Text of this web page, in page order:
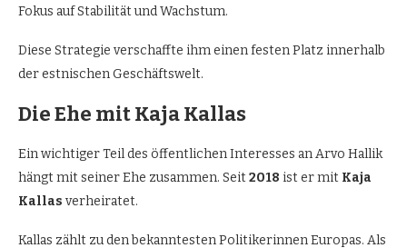
Fokus auf Stabilität und Wachstum.
Diese Strategie verschaffte ihm einen festen Platz innerhalb
der estnischen Geschäftswelt.
Die Ehe mit Kaja Kallas
Ein wichtiger Teil des öffentlichen Interesses an Arvo Hallik
hängt mit seiner Ehe zusammen. Seit2018 ist er mit Kaja
Kallas verheiratet.
Kallas zählt zu den bekanntesten Politikerinnen Europas. Als